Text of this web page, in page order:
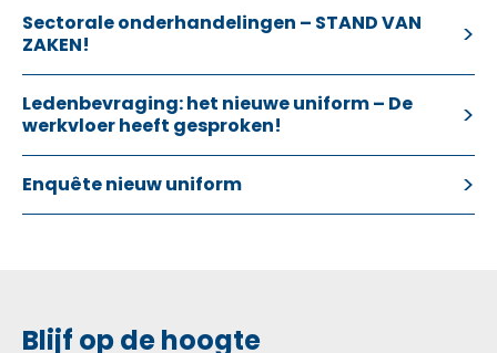
Sectorale onderhandelingen – STAND VAN
ZAKEN!
Ledenbevraging: het nieuwe uniform – De
werkvloer heeft gesproken!
Enquête nieuw uniform
Blijf op de hoogte